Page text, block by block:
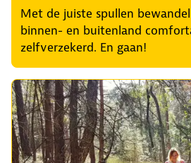
Met de juiste spullen
binnen- en buitenland
zelfverzekerd. En gaan!